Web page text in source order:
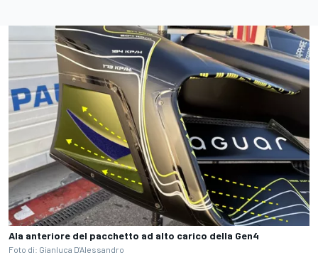
Ala anteriore del pacchetto ad alto carico della Gen4
Foto di: Gianluca D'Alessandro